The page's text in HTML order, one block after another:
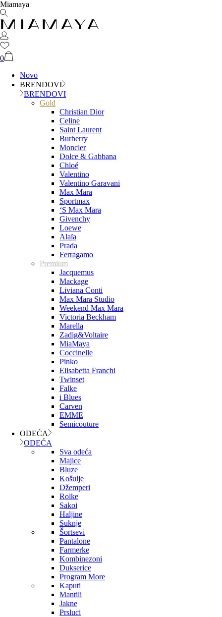
Miamaya
0
Novo
BRENDOVI
BRENDOVI
Gold
Christian Dior
Celine
Saint Laurent
Burberry
Moncler
Dolce & Gabbana
Chloé
Valentino
Valentino Garavani
Max Mara
Sportmax
‘S Max Mara
Givenchy
Loewe
Alaïa
Prada
Ferragamo
Premium
Jacquemus
Mackage
Liviana Conti
Max Mara Studio
Weekend Max Mara
Victoria Beckham
Marella
Zadig&Voltaire
MiaMaya
Coccinelle
Pinko
Elisabetta Franchi
Twinset
Falke
i Blues
Carven
EMME
Semicouture
ODEĆA
ODEĆA
Sva odeća
Majice
Bluze
Košulje
Džemperi
Rolke
Sakoi
Haljine
Suknje
Šortsevi
Pantalone
Farmerke
Kombinezoni
Dukserice
Program More
Kaputi
Mantili
Jakne
Prsluci